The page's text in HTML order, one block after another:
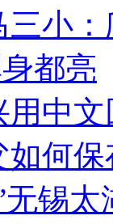
小
都亮
中
如何
无锡